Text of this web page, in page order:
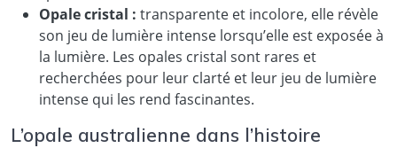
Opale cristal : transparente et incolore, elle révèle
son jeu de lumière intense lorsqu’elle est exposée à
la lumière. Les opales cristal sont rares et
recherchées pour leur clarté et leur jeu de lumière
intense qui les rend fascinantes.
L’opale australienne dans l’histoire